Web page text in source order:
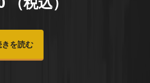
を読む